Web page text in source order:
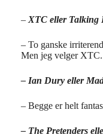
– XTC eller Talking
– To ganske
Men jeg velger XTC.
– Ian Dury eller
– Begge er helt
– The Pretenders